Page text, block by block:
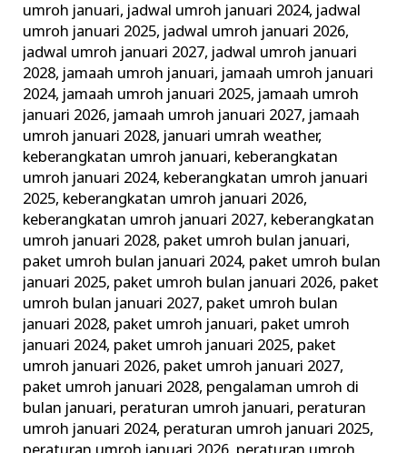
umroh januari, jadwal umroh januari 2024, jadwal
umroh januari 2025, jadwal umroh januari 2026,
jadwal umroh januari 2027, jadwal umroh januari
2028, jamaah umroh januari, jamaah umroh januari
2024, jamaah umroh januari 2025, jamaah umroh
januari 2026, jamaah umroh januari 2027, jamaah
umroh januari 2028, januari umrah weather,
keberangkatan umroh januari, keberangkatan
umroh januari 2024, keberangkatan umroh januari
2025, keberangkatan umroh januari 2026,
keberangkatan umroh januari 2027, keberangkatan
umroh januari 2028, paket umroh bulan januari,
paket umroh bulan januari 2024, paket umroh bulan
januari 2025, paket umroh bulan januari 2026, paket
umroh bulan januari 2027, paket umroh bulan
januari 2028, paket umroh januari, paket umroh
januari 2024, paket umroh januari 2025, paket
umroh januari 2026, paket umroh januari 2027,
paket umroh januari 2028, pengalaman umroh di
bulan januari, peraturan umroh januari, peraturan
umroh januari 2024, peraturan umroh januari 2025,